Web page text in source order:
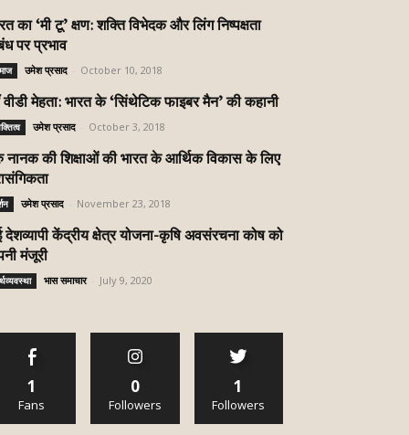
का ‘मी टू’ क्षण: शक्ति विभेदक और लिंग निष्पक्षता
पर प्रभाव
उमेश प्रसाद October 10, 2018
वीडी मेहता: भारत के ‘सिंथेटिक फाइबर मैन’ की कहानी
उमेश प्रसाद October 3, 2018
नानक की शिक्षाओं की भारत के आर्थिक विकास के लिए
उमेश प्रसाद November 23, 2018
देशव्यापी केंद्रीय क्षेत्र योजना-कृषि अवसंरचना कोष को
मंजूरी
भास समाचार July 9, 2020
1
Fans
0
Followers
1
Followers